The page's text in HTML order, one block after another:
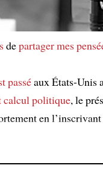
departager mes
passéaux États-Unis
calcul politique, le
en